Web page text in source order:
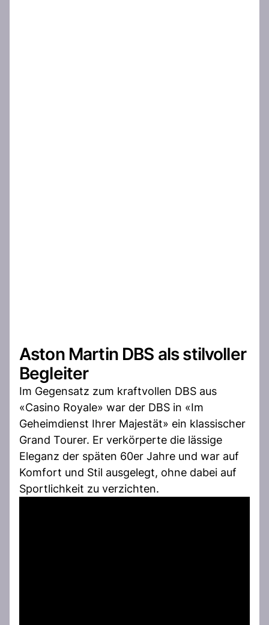
Aston Martin DBS als stilvoller
Begleiter
Im Gegensatz zum kraftvollen DBS aus
«Casino Royale» war der DBS in «Im
Geheimdienst Ihrer Majestät» ein klassischer
Grand Tourer. Er verkörperte die lässige
Eleganz der späten 60er Jahre und war auf
Komfort und Stil ausgelegt, ohne dabei auf
Sportlichkeit zu verzichten.